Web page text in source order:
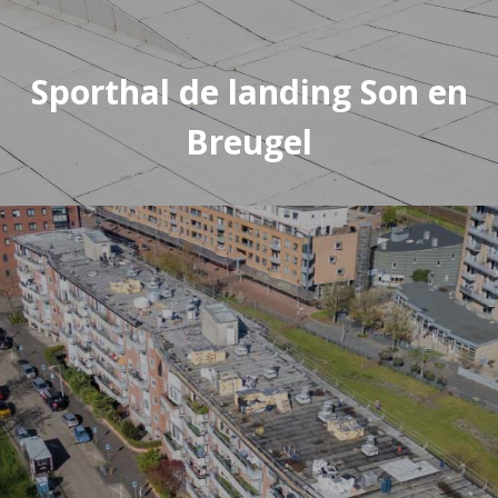
Sporthal de landing Son en
Breugel